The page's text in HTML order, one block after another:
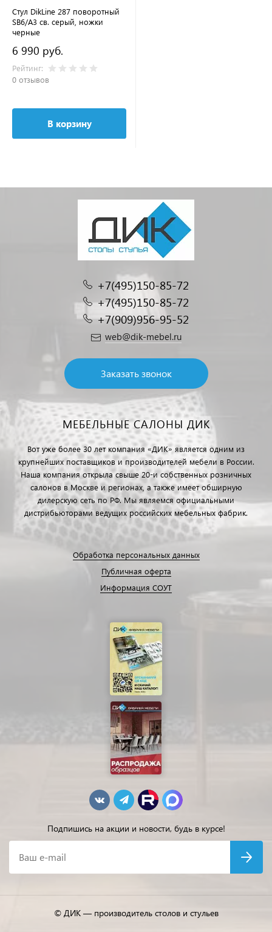
Стул DikLine 287 поворотный
SB6/A3 св. серый, ножки
черные
6 990 руб.
Рейтинг:
0 отзывов
В корзину
+7(495)150-85-72
+7(495)150-85-72
+7(909)956-95-52
web@dik-mebel.ru
Заказать звонок
МЕБЕЛЬНЫЕ САЛОНЫ ДИК
Вот уже более 30 лет компания «ДИК» является одним из
крупнейших поставщиков и производителей мебели в России.
Наша компания открыла свыше 20-и собственных розничных
салонов в Москве и регионах, а также имеет обширную
дилерскую сеть по РФ. Мы являемся официальными
дистрибьюторами ведущих российских мебельных фабрик.
Обработка персональных данных
Публичная оферта
Информация СОУТ
Подпишись на акции и новости, будь в курсе!
Ваш e-mail
© ДИК — производитель столов и стульев
Быстро с 1С-Битрикс